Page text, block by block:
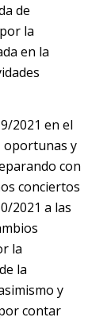
de
la
en la
2021 en el
oportunas y
con
conciertos
2021 a las
la
la
y
contar